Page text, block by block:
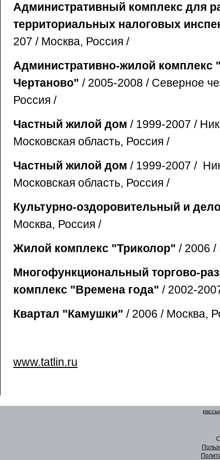
Административный комплекс для
территориальных налоговых
207 / Москва, Россия /
Административно-жилой комплекс
Чертаново" / 2005-2008 / Северное
Россия /
Частный жилой дом / 1999-2007 /
Московская область, Россия /
Частный жилой дом / 1999-2007 /
Московская область, Россия /
Культурно-оздоровительный и
Москва, Россия /
Жилой комплекс "Триколор" / 2006 /
Многофункциональный торгово-
комплекс "Времена года" / 2002-
Квартал "Камушки" / 2006 / Москва,
www.tatlin.ru